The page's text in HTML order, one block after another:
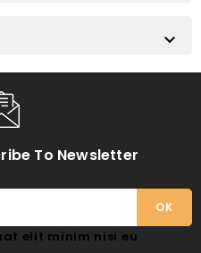

To Newsletter
elit minim nisi eu